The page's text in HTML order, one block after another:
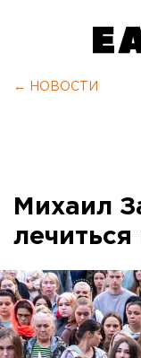
← НОВОСТИ
Михаил